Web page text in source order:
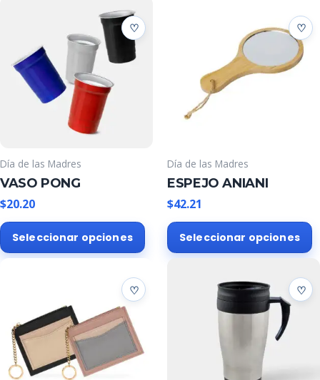
Día de las Madres
VASO PONG
$20.20
Seleccionar opciones
Este
producto
variantes.
Día de las Madres
ESPEJO ANIANI
$42.21
Seleccionar opciones